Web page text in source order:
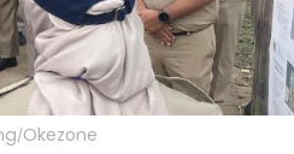
Okezone